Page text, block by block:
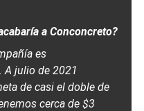
a Conconcreto?
es
A julio de 2021
de casi el doble de
cerca de $3